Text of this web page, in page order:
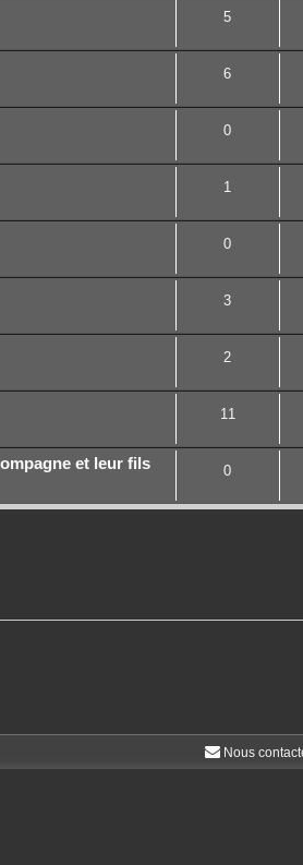
5
6
0
1
0
3
2
11
et leur fils 0
Nous